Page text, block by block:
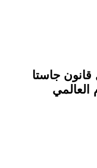
قانون جاستا
العالمي